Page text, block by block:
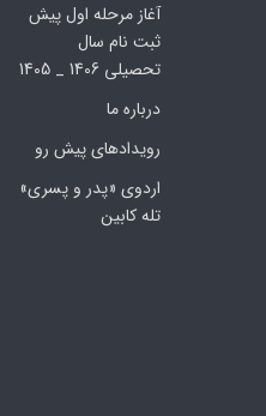
آغاز مرحله اول پیش
ثبت نام سال
تحصیلی 1406 _ 1405
درباره ما
رویدادهای پیش رو
اردوی «پدر و پسری»
تله کابین